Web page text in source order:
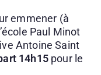
emmener (à
Paul Minot
Antoine Saint
14h15 pour le